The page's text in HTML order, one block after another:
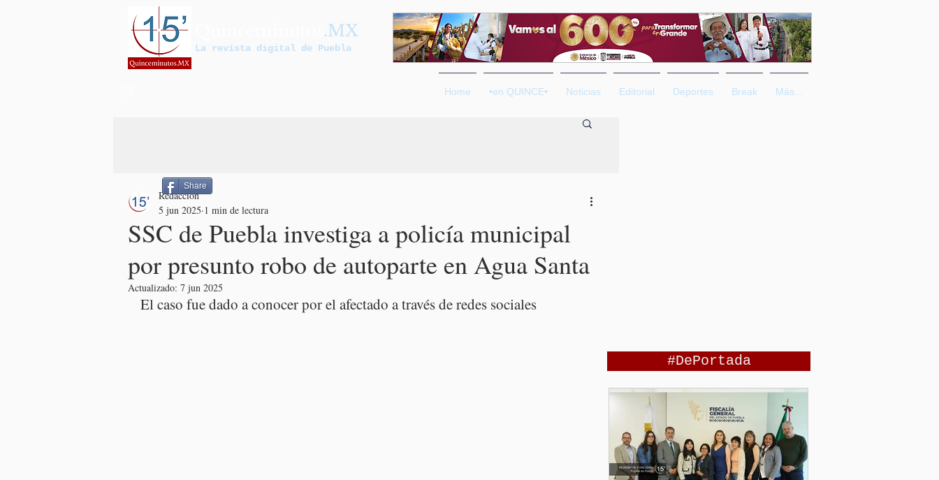
.MX
La revista digital de Puebla
Home •en QUINCE• Noticias Editorial Deportes Break Más...
SSC de Puebla investiga a policía municipal
por presunto robo de autoparte en Agua Santa
Redacción
5 jun 2025 1 min de lectura
Actualizado: 7 jun 2025
El caso fue dado a conocer por el afectado a través de redes sociales
Share
#DePortada